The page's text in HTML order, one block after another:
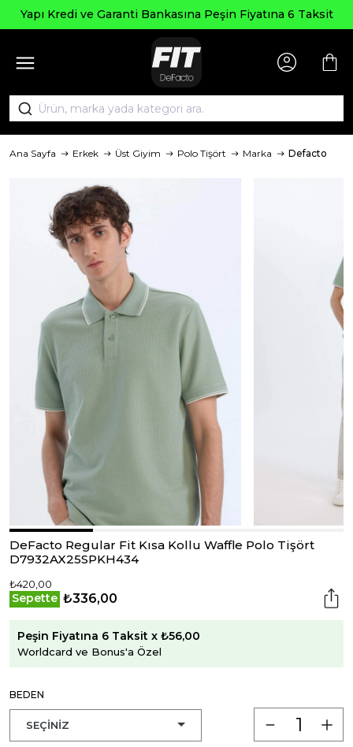
Kredi ve Garanti Bankasına Peşin Fiyatına 6 Taksit
Ana Sayfa Erkek Üst Giyim Polo Tişört Marka Defacto
DeFacto Regular Fit Kısa Kollu Waffle Polo Tişört
D7932AX25SPKH434
₺420,00
Sepette ₺336,00
Peşin Fiyatına 6 Taksit x ₺56,00
Worldcard ve Bonus'a Özel
BEDEN